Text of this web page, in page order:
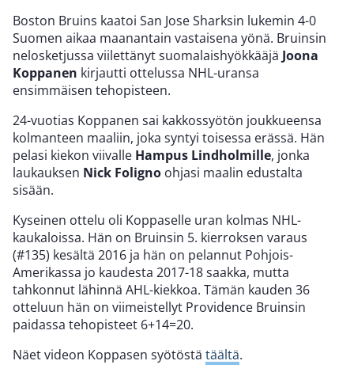
Boston Bruins kaatoi San Jose Sharksin lukemin 4-0
Suomen aikaa maanantain vastaisena yönä. Bruinsin
nelosketjussa viilettänyt suomalaishyökkääjä Joona
Koppanen kirjautti ottelussa NHL-uransa
ensimmäisen tehopisteen.
24-vuotias Koppanen sai kakkossyötön joukkueensa
kolmanteen maaliin, joka syntyi toisessa erässä. Hän
pelasi kiekon viivalle Hampus Lindholmille, jonka
laukauksen Nick Foligno ohjasi maalin edustalta
sisään.
Kyseinen ottelu oli Koppaselle uran kolmas NHL-
kaukaloissa. Hän on Bruinsin 5. kierroksen varaus
(#135) kesältä 2016 ja hän on pelannut Pohjois-
Amerikassa jo kaudesta 2017-18 saakka, mutta
tahkonnut lähinnä AHL-kiekkoa. Tämän kauden 36
otteluun hän on viimeistellyt Providence Bruinsin
paidassa tehopisteet 6+14=20.
Näet videon Koppasen syötöstä täältä.